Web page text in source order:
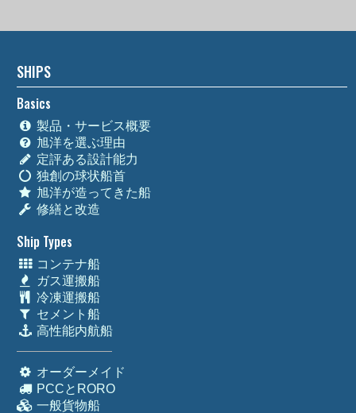
SHIPS
Basics
製品・サービス概要
旭洋を選ぶ理由
定評ある設計能力
独創の球状船首
旭洋が造ってきた船
修繕と改造
Ship Types
コンテナ船
ガス運搬船
冷凍運搬船
セメント船
高性能内航船
オーダーメイド
PCCとRORO
一般貨物船